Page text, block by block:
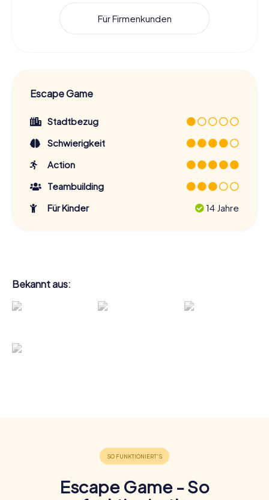
Für Firmenkunden
Escape Game
Stadtbezug
Schwierigkeit
Action
Teambuilding
Für Kinder
14 Jahre
Bekannt aus:
Escape Game - So